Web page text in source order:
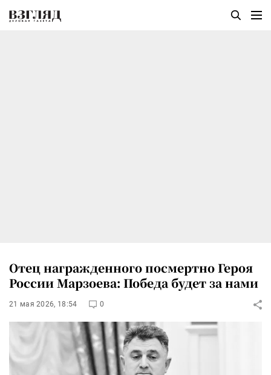
Отец награжденного посмертно Героя
России Марзоева: Победа будет за нами
21 мая 2026, 18:54 0